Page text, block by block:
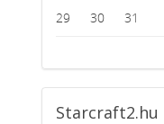
29 30 31
Starcraft2.hu